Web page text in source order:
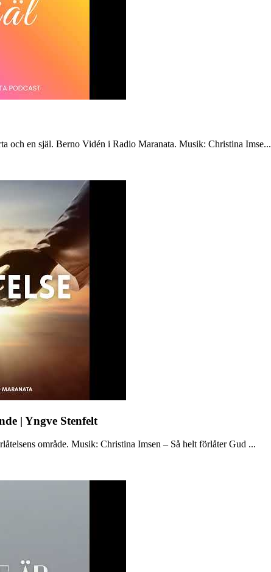
och en själ. Berno Vidén i Radio Maranata. Musik: Christina Imse...
| Yngve Stenfelt
område. Musik: Christina Imsen – Så helt förlåter Gud ...